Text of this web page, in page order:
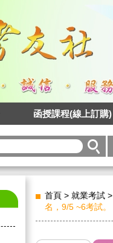
函授課程(線上訂購)
首頁 > 就業考試 >
名，9/5 ~6考試。